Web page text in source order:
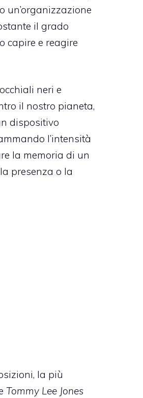
un’organizzazione
il grado
capire e reagire
neri e
il nostro pianeta,
dispositivo
l’intensità
la memoria di un
presenza o la
la più
Tommy Lee Jones